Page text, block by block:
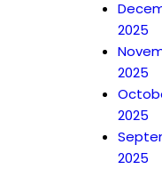
2025
2025
2025
2025